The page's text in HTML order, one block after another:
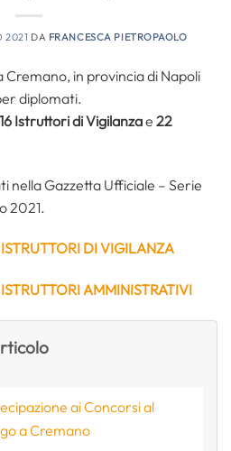
2021 DA FRANCESCA PIETROPAOLO
Cremano, in provincia di Napoli
diplomati.
16 Istruttori di Vigilanzae 22
nella Gazzetta Ufficiale – Serie
2021.
DI VIGILANZA
AMMINISTRATIVI
ai Concorsi al
a Cremano